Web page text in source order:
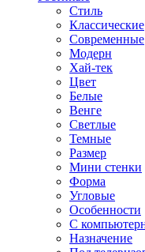
Стиль
Классические
Современные
Модерн
Хай-тек
Цвет
Белые
Венге
Светлые
Темные
Размер
Мини стенки
Форма
Угловые
Особенности
С
Назначение